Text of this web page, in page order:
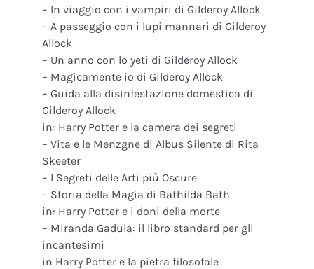
– In viaggio con i vampiri di Gilderoy Allock
– A passeggio con i lupi mannari di Gilderoy
Allock
– Un anno con lo yeti di Gilderoy Allock
– Magicamente io di Gilderoy Allock
– Guida alla disinfestazione domestica di
Gilderoy Allock
in: Harry Potter e la camera dei segreti
– Vita e le Menzgne di Albus Silente di Rita
Skeeter
– I Segreti delle Arti più Oscure
– Storia della Magia di Bathilda Bath
in: Harry Potter e i doni della morte
– Miranda Gadula: il libro standard per gli
incantesimi
in Harry Potter e la pietra filosofale